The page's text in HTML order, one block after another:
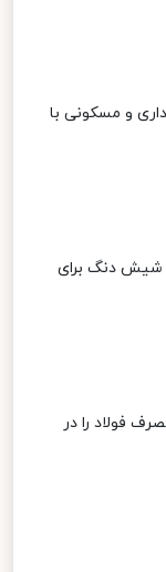
و مسکونی با
شیش دنگ برای
فولاد را در